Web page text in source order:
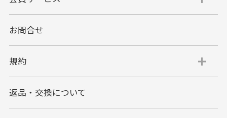
お問合せ
規約
返品・交換について